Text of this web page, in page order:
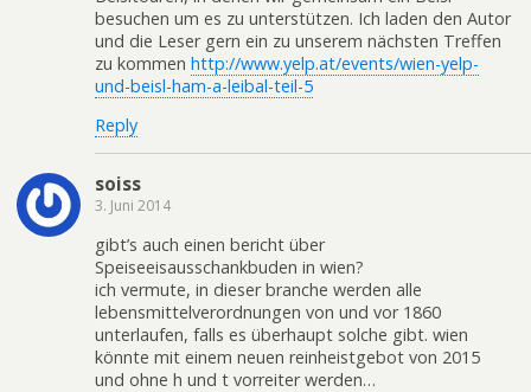
besuchen um es zu unterstützen. Ich laden den Autor
und die Leser gern ein zu unserem nächsten Treffen
zu kommen http://www.yelp.at/events/wien-yelp-
und-beisl-ham-a-leibal-teil-5
Reply
soiss
3. Juni 2014
gibt’s auch einen bericht über
Speiseeisausschankbuden in wien?
ich vermute, in dieser branche werden alle
lebensmittelverordnungen von und vor 1860
unterlaufen, falls es überhaupt solche gibt. wien
könnte mit einem neuen reinheistgebot von 2015
und ohne h und t vorreiter werden…